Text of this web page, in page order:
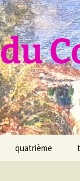
quatrième